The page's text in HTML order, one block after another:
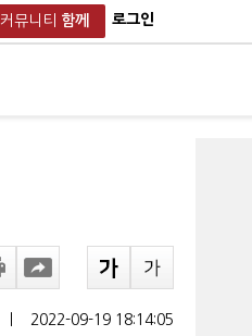
커뮤니티 함께 로그인
2022-09-19 18:14:05